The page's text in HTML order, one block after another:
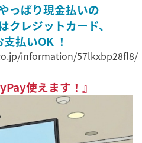
っぱり現金払いの
クレジットカード、
払いOK ！
information/57lkxbp28fl8/
使えます！』